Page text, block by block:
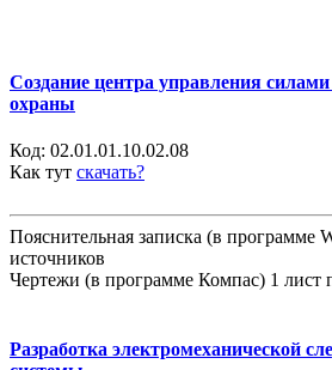
Создание центра управления
охраны
Код: 02.01.01.10.02.08
Как тут скачать?
Пояснительная записка (в программе
источников
Чертежи (в программе Компас) 1 лист
Разработка электромеханической